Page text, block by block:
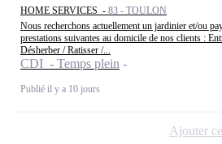
HOME SERVICES - 83 - TOULON
Nous recherchons actuellement un jardinier et/ou
prestations suivantes au domicile de nos clients :
Désherber / Ratisser /...
CDI - Temps plein
Publié il y a 10 jours
Ajouter